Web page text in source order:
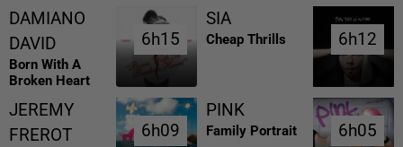
DAMIANO
DAVID
Born With A
Broken Heart
6h15
6h15
SIA
Cheap Thrills 6h12
6h12
JEREMY
FREROT
6h09
6h09
PINK
Family Portrait 6h05
6h05